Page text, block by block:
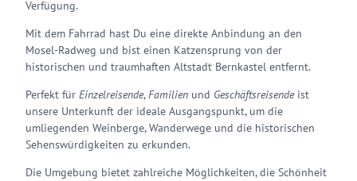
Verfügung.
Mit dem Fahrrad hast Du eine direkte Anbindung an den
Mosel-Radweg und bist einen Katzensprung von der
historischen und traumhaften Altstadt Bernkastel entfernt.
Perfekt für Einzelreisende,Familien und Geschäftsreisendeist
unsere Unterkunft der ideale Ausgangspunkt, um die
umliegenden Weinberge, Wanderwege und die historischen
Sehenswürdigkeiten zu erkunden.
Die Umgebung bietet zahlreiche Möglichkeiten, die Schönheit